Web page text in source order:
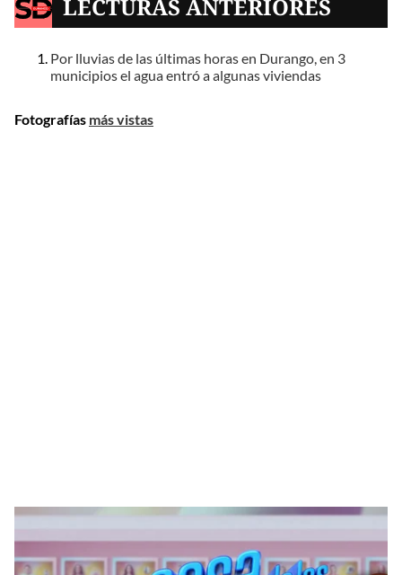
LECTURAS ANTERIORES
Por lluvias de las últimas horas en Durango, en 3
municipios el agua entró a algunas viviendas
Fotografías más vistas